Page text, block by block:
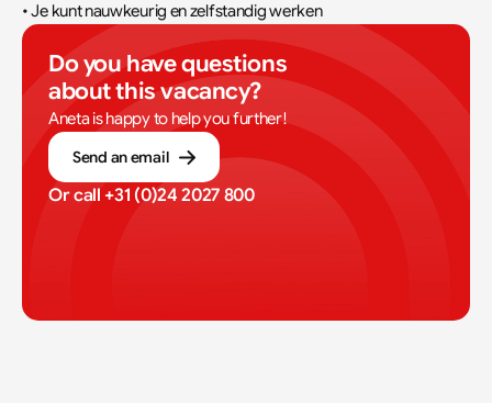
• Je kunt nauwkeurig en zelfstandig werken
Do you have questions
about this vacancy?
Aneta is happy to help you further!
Send an email
Or call +31 (0)24 2027 800